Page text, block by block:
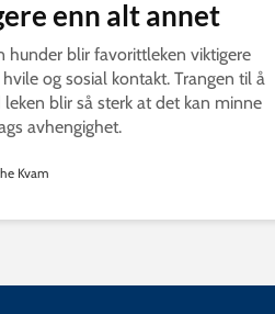
enn alt annet
hunder blir favorittleken viktigere
og sosial kontakt. Trangen til å
leken blir så sterk at det kan minne
avhengighet.
Kvam